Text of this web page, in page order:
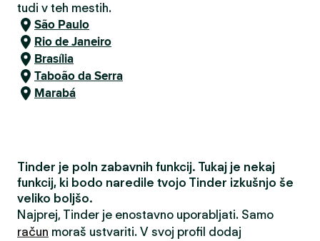
tudi v teh mestih.
São Paulo
Rio de Janeiro
Brasília
Taboão da Serra
Marabá
Tinder je poln zabavnih funkcij. Tukaj je nekaj
funkcij, ki bodo naredile tvojo Tinder izkušnjo še
veliko boljšo.
Najprej, Tinder je enostavno uporabljati. Samo
račun moraš ustvariti. V svoj profil dodaj